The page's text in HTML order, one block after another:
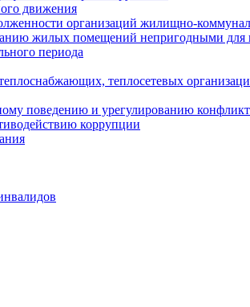
движения
организаций жилищно-
жилых помещений непригодными для
периода
теплосетевых
поведению и урегулированию
коррупции